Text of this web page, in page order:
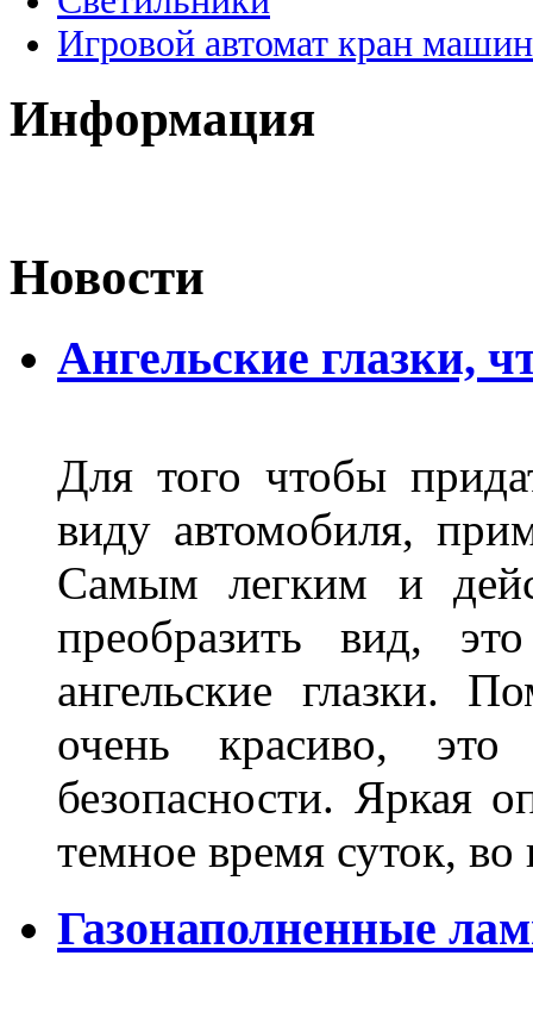
Игровой автомат кран
Информация
Новости
Ангельские глазки,
Для того чтобы
виду автомобиля,
Самым легким и
преобразить вид,
ангельские глазки.
очень красиво,
безопасности. Яркая
темное время суток, во
Газонаполненные